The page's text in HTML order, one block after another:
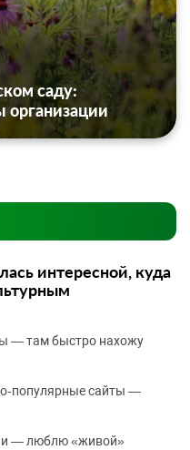
саду:
интересной, куда
— там быстро нахожу
сайты —
— люблю «живой»